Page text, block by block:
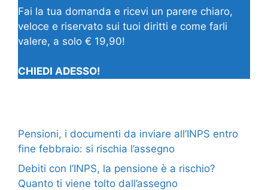
Fai la tua domanda e ricevi un parere chiaro,
veloce e riservato sui tuoi diritti e come farli
valere, a solo € 19,90!
CHIEDI ADESSO!
Pensioni, i documenti da inviare all’INPS entro
fine febbraio: si rischia l’assegno
Debiti con l’INPS, la pensione è a rischio?
Quanto ti viene tolto dall’assegno